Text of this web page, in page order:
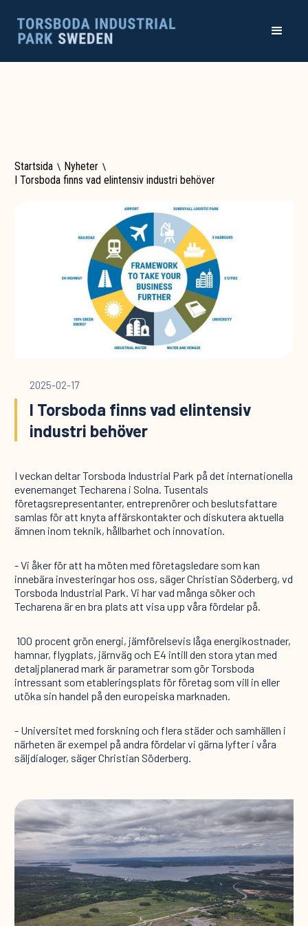
Startsida \ Nyheter \
I Torsboda finns vad elintensiv industri behöver
2025-02-17
I Torsboda finns vad elintensiv
industri behöver
I veckan deltar Torsboda Industrial Park på det internationella
evenemanget Techarena i Solna. Tusentals
företagsrepresentanter, entreprenörer och beslutsfattare
samlas för att knyta affärskontakter och diskutera aktuella
ämnen inom teknik, hållbarhet och innovation.
- Vi åker för att ha möten med företagsledare som kan
innebära investeringar hos oss, säger Christian Söderberg, vd
Torsboda Industrial Park. Vi har vad många söker och
Techarena är en bra plats att visa upp våra fördelar på.
100 procent grön energi, jämförelsevis låga energikostnader,
hamnar, flygplats, järnväg och E4 intill den stora ytan med
detaljplanerad mark är parametrar som gör Torsboda
intressant som etableringsplats för företag som vill in eller
utöka sin handel på den europeiska marknaden.
- Universitet med forskning och flera städer och samhällen i
närheten är exempel på andra fördelar vi gärna lyfter i våra
säljdialoger, säger Christian Söderberg.